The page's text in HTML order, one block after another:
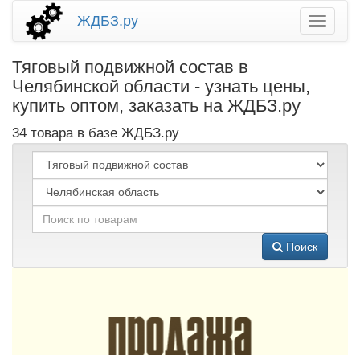
ЖДБЗ.ру
Тяговый подвижной состав в
Челябинской области - узнать цены,
купить оптом, заказать на ЖДБЗ.ру
34 товара в базе ЖДБЗ.ру
Поиск